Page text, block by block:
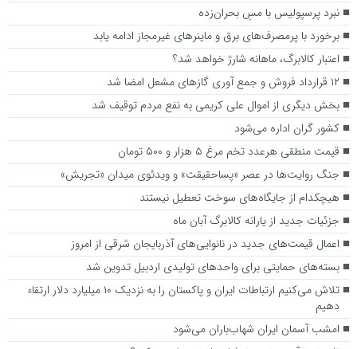
نبرد پرسپولیس با مسِ بحران‌زده
برخورد با پرمصرف‌های برق و ماینرهای غیرمجاز ادامه یابد
اعتبار کالابرگ، ماهانه شارژ خواهد شد؟
۱۲ قرارداد فروش و جمع آوری گازهای مشعل امضا شد
بخش دیگری از اموال علی کریمی به نفع مردم توقیف شد
کشور گران اداره می‌شود
قیمت منطقی هرعدد تخم مرغ ۵ هزار و ۵۰۰ تومان
جنگ روایت‌ها در عصر «پساحقیقت» و ویدئوی میدان «تجریش»
هیچکدام از جایگاه‌های سوخت تعطیل نیستند
جزئیات جدید از یارانه کالابرگ آبان ماه
اعمال قیمت‌های جدید در نانوایی‌های آذربایجان شرقی از امروز
بسته‌های حمایتی برای واحدهای تولیدی اردبیل تدوین شد
تلاش می‌کنیم ارتباطات ایران و پاکستان را به نزدیک ۱۰ میلیارد دلار ارتقاء
دهیم
امشب آسمان ایران شهاب‌باران می‌شود